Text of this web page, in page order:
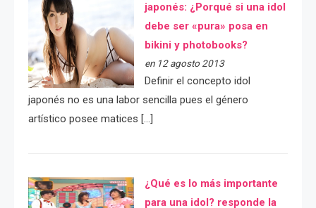
japonés: ¿Porqué si una idol
debe ser «pura» posa en
bikini y photobooks?
en 12 agosto 2013
Definir el concepto idol
japonés no es una labor sencilla pues el género
artístico posee matices […]
¿Qué es lo más importante
para una idol? responde la